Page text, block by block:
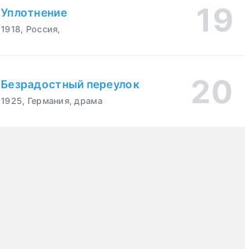
Уплотнение
1918, Россия,
Безрадостный переулок
1925, Германия, драма